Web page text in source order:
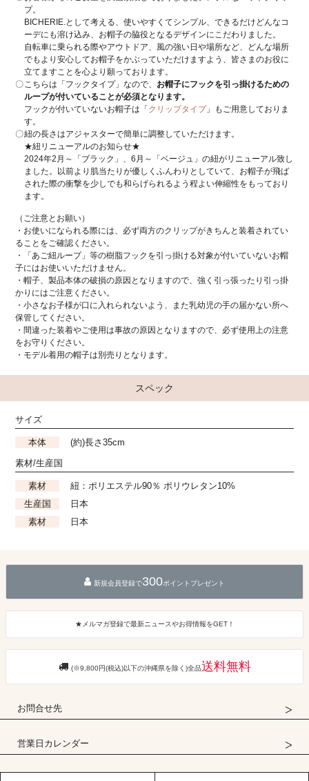
プ。
BICHERIE.として考える、使いやすくてシンプル、できるだけどんなコ
ーデにも溶け込み、お帽子の脇役となるデザインにこだわりました。
自転車に乗られる際やアウトドア、風の強い日や場所など、どんな場所
でもより安心してお帽子をかぶっていただけますよう、皆さまのお役に
立てますことを心より願っております。
こちらは「フックタイプ」なので、 お帽子にフックを引っ掛けるための
ループが付いていることが必須となります。
フックが付いていないお帽子は「クリップタイプ」もご用意しておりま
す。
紐の長さはアジャスターで簡単に調整していただけます。
★紐リニューアルのお知らせ★
2024年2月～「ブラック」、6月～「ベージュ」の紐がリニューアル致し
ました。以前より肌当たりが優しくふんわりとしていて、お帽子が飛ば
された際の衝撃を少しでも和らげられるよう程よい伸縮性をもっており
ます。
（ご注意とお願い）
・お使いになられる際には、必ず両方のクリップがきちんと装着されてい
ることをご確認ください。
・「あご紐ループ」等の樹脂フックを引っ掛ける対象が付いていないお帽
子にはお使いいただけません。
・帽子、製品本体の破損の原因となりますので、強く引っ張ったり引っ掛
かりにはご注意ください。
・小さなお子様が口に入れられないよう、また乳幼児の手の届かない所へ
保管してください。
・間違った装着やご使用は事故の原因となりますので、必ず使用上の注意
をお守りください。
・モデル着用の帽子は別売りとなります。
スペック
サイズ
本体
(約)長さ35cm
素材/生産国
素材
紐：ポリエステル90％ ポリウレタン10%
生産国
日本
素材
日本
新規会員登録で300ポイントプレゼント
★メルマガ登録で最新ニュースやお得情報をGET！
(※9,800円(税込)以下の沖縄県を除く)全品送料無料
お問合せ先
営業日カレンダー